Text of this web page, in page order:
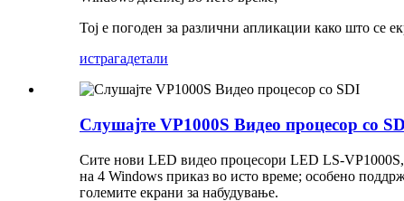
Тој е погоден за различни апликации како што се
истрагадетали
Слушајте VP1000S Видео процесор со
Сите нови LED видео процесори LED LS-VP1000S,
на 4 Windows приказ во исто време; особено
големите екрани за набудување.